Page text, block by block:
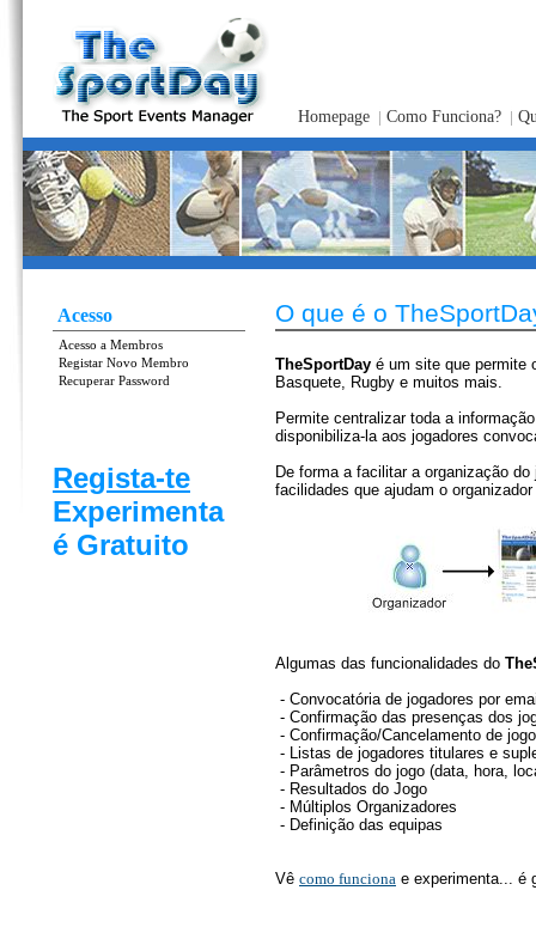
Homepage Como Funciona?
Acesso
Acesso a Membros
Registar Novo Membro
Recuperar Password
Regista-te
Experimenta
é Gratuito
O que é o
TheSportDay é um site que permite
Basquete, Rugby e muitos mais.
Permite centralizar toda a
disponibiliza-la aos jogadores
De forma a facilitar a organização
facilidades que ajudam o
Algumas das funcionalidades do
- Convocatória de jogadores por
- Confirmação das presenças dos
- Confirmação/Cancelamento de
- Listas de jogadores titulares e
- Parâmetros do jogo (data, hora,
- Resultados do Jogo
- Múltiplos Organizadores
- Definição das equipas
Vê como funciona e experimenta... é